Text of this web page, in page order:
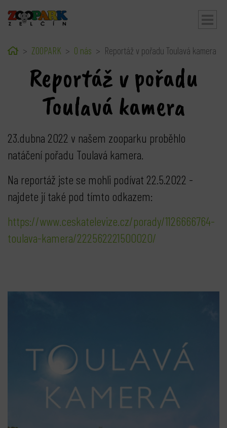
HomeZOOPARK O nás Reportáž v pořadu Toulavá kamera
Reportáž v pořadu
Toulavá kamera
23.dubna 2022 v našem zooparku proběhlo
natáčení pořadu Toulavá kamera.
Na reportáž jste se mohli podívat 22.5.2022 -
najdete jí také pod tímto odkazem:
https://www.ceskatelevize.cz/porady/1126666764-
toulava-kamera/222562221500020/